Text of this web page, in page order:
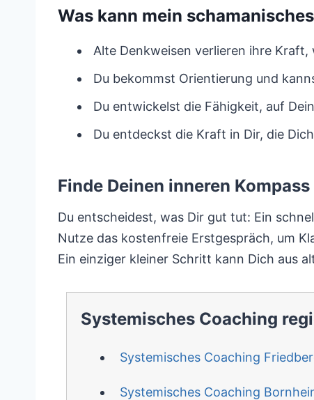
Was kann mein
Alte Denkweisen verlieren ihre
Du bekommst Orientierung und
Du entwickelst die Fähigkeit, auf
Du entdeckst die Kraft in Dir, die
Finde Deinen inneren
Du entscheidest, was Dir gut tut: Ein
Nutze das kostenfreie Erstgespräch, um
Ein einziger kleiner Schritt kann Dich aus
Systemisches Coaching
Systemisches Coaching
Systemisches Coaching